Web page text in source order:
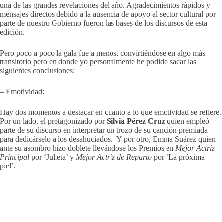
una de las grandes revelaciones del año. Agradecimientos rápidos y
mensajes directos debido a la ausencia de apoyo al sector cultural por
parte de nuestro Gobierno fueron las bases de los discursos de esta
edición.
Pero poco a poco la gala fue a menos, convirtiéndose en algo más
transitorio pero en donde yo personalmente he podido sacar las
siguientes conclusiones:
– Emotividad:
Hay dos momentos a destacar en cuanto a lo que emotividad se refiere.
Por un lado, el protagonizado porSilvia Pérez Cruz quien empleó
parte de su discurso en interpretar un trozo de su canción premiada
para dedicárselo a los desahuciados. Y por otro, Emma Suárez quien
ante su asombro hizo doblete llevándose los Premios en Mejor Actriz
Principal por ‘Julieta’ y Mejor Actriz de Reparto por ‘La próxima
piel’.